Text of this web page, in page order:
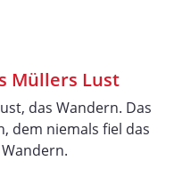
Müllers Lust
das Wandern. Das
dem niemals fiel das